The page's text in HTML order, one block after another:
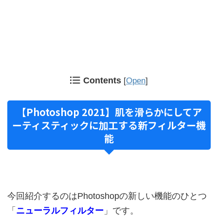
Contents [Open]
【Photoshop 2021】肌を滑らかにしてア
ーティスティックに加工する新フィルター機
能
今回紹介するのはPhotoshopの新しい機能のひとつ
「 ニューラルフィルター 」です。